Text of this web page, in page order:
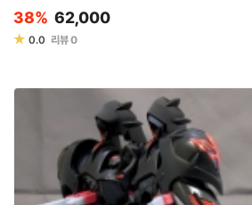
38% 62,000
★ 0.0 리뷰0